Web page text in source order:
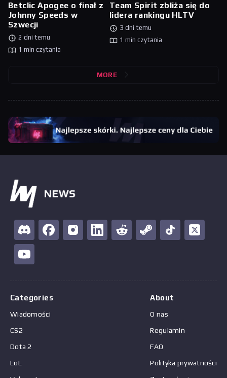
Betclic Apogee o finał z
Johnny Speeds w
Szwecji
2 dni temu
1 min czytania
Team Spirit zbliża się do
lidera rankingu HLTV
3 dni temu
1 min czytania
MORE
Categories
Wiadomości
CS2
Dota 2
LoL
About
O nas
Regulamin
FAQ
Polityka prywatności